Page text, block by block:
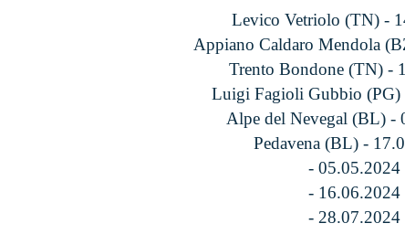
Levico Vetriolo (TN) -
Appiano Caldaro Mendola
Trento Bondone (TN) -
Luigi Fagioli Gubbio (PG)
Alpe del Nevegal (BL) -
Pedavena (BL) -
- 05.05.2024
- 16.06.2024
- 28.07.2024